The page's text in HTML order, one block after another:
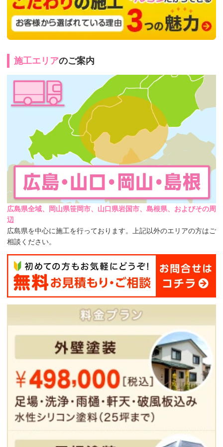
施工エリアのご案内
広島県全域、岡山県笹岡市、山口県岩国市、島根県、およびその周
辺
広島県を中心に施工を行っております。上記以外のエリアの方はご
相談ください。